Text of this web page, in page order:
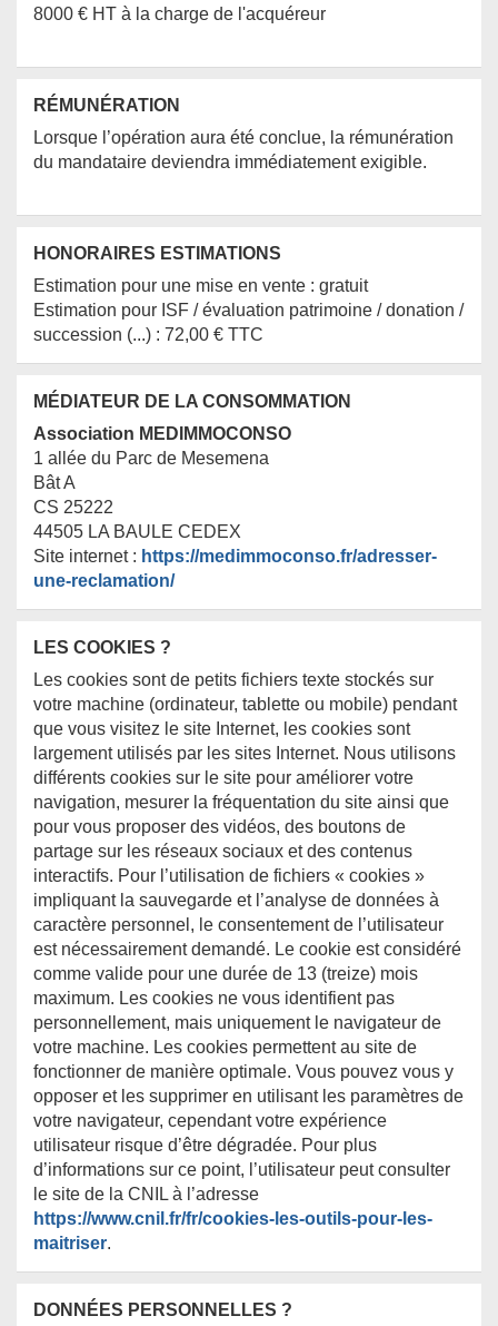
8000 € HT à la charge de l'acquéreur
RÉMUNÉRATION
Lorsque l’opération aura été conclue, la rémunération
du mandataire deviendra immédiatement exigible.
HONORAIRES ESTIMATIONS
Estimation pour une mise en vente : gratuit
Estimation pour ISF / évaluation patrimoine / donation /
succession (...) : 72,00 € TTC
MÉDIATEUR DE LA CONSOMMATION
Association MEDIMMOCONSO
1 allée du Parc de Mesemena
Bât A
CS 25222
44505 LA BAULE CEDEX
Site internet : https://medimmoconso.fr/adresser-
une-reclamation/
LES COOKIES ?
Les cookies sont de petits fichiers texte stockés sur
votre machine (ordinateur, tablette ou mobile) pendant
que vous visitez le site Internet, les cookies sont
largement utilisés par les sites Internet. Nous utilisons
différents cookies sur le site pour améliorer votre
navigation, mesurer la fréquentation du site ainsi que
pour vous proposer des vidéos, des boutons de
partage sur les réseaux sociaux et des contenus
interactifs. Pour l’utilisation de fichiers « cookies »
impliquant la sauvegarde et l’analyse de données à
caractère personnel, le consentement de l’utilisateur
est nécessairement demandé. Le cookie est considéré
comme valide pour une durée de 13 (treize) mois
maximum. Les cookies ne vous identifient pas
personnellement, mais uniquement le navigateur de
votre machine. Les cookies permettent au site de
fonctionner de manière optimale. Vous pouvez vous y
opposer et les supprimer en utilisant les paramètres de
votre navigateur, cependant votre expérience
utilisateur risque d’être dégradée. Pour plus
d’informations sur ce point, l’utilisateur peut consulter
le site de la CNIL à l’adresse
https://www.cnil.fr/fr/cookies-les-outils-pour-les-
maitriser.
DONNÉES PERSONNELLES ?